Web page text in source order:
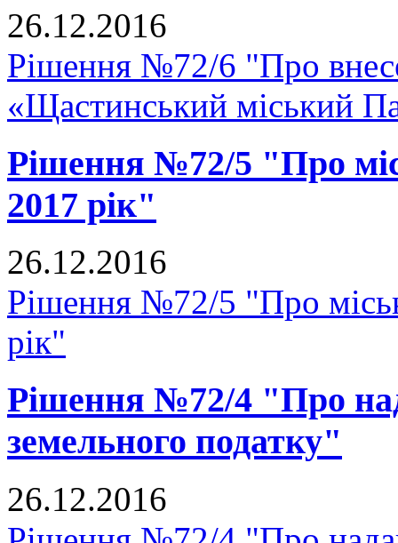
26.12.2016
Рішення №72/6 "Про
«Щастинський міський
Рішення №72/5 "Про
2017 рік"
26.12.2016
Рішення №72/5 "Про
рік"
Рішення №72/4 "Про
земельного податку"
26.12.2016